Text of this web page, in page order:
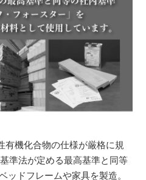
有機化合物の仕様が厳格に規
準法が定める最高基準と同等
ッドフレームや家具を製造。